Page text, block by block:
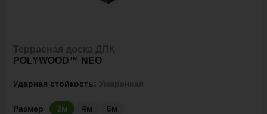
POLYWOOD™ NEO
Ударная стойкость:
Размер 3м 4м 6м